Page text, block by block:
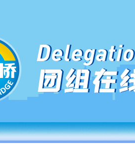
团组在